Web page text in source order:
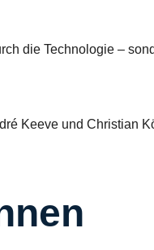
die Technologie –
Keeve und Christian